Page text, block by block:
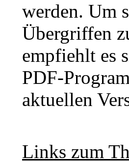
werden. Um
Übergriffen
empfiehlt es
PDF-
aktuellen
Links zum